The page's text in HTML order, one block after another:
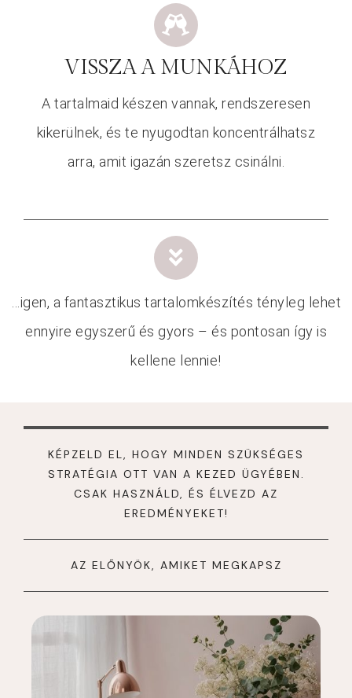
VISSZA A MUNKÁHOZ
A tartalmaid készen vannak, rendszeresen
kikerülnek, és te nyugodtan koncentrálhatsz
arra, amit igazán szeretsz csinálni.
…igen, a fantasztikus tartalomkészítés tényleg lehet
ennyire egyszerű és gyors – és pontosan így is
kellene lennie!
AZ ELŐNYÖK, AMIKET MEGKAPSZ
KÉPZELD EL, HOGY MINDEN SZÜKSÉGES
STRATÉGIA OTT VAN A KEZED ÜGYÉBEN.
CSAK HASZNÁLD, ÉS ÉLVEZD AZ
EREDMÉNYEKET!